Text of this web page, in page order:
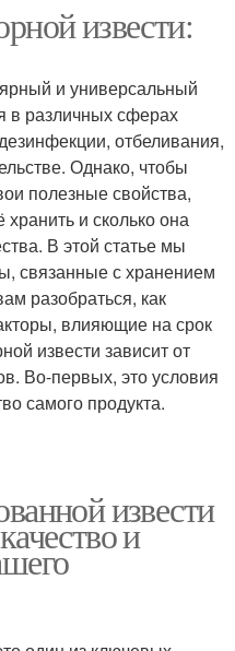
извести:
и универсальный
в различных сферах
отбеливания,
Однако, чтобы
полезные свойства,
и сколько она
В этой статье мы
связанные с хранением
разобраться, как
влияющие на срок
извести зависит от
Во-первых, это условия
самого продукта.
извести
и